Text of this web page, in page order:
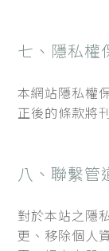
七、隱私權
本網站隱私權
正後的條款將
八、聯繫管
對於本站之隱
更、移除個人